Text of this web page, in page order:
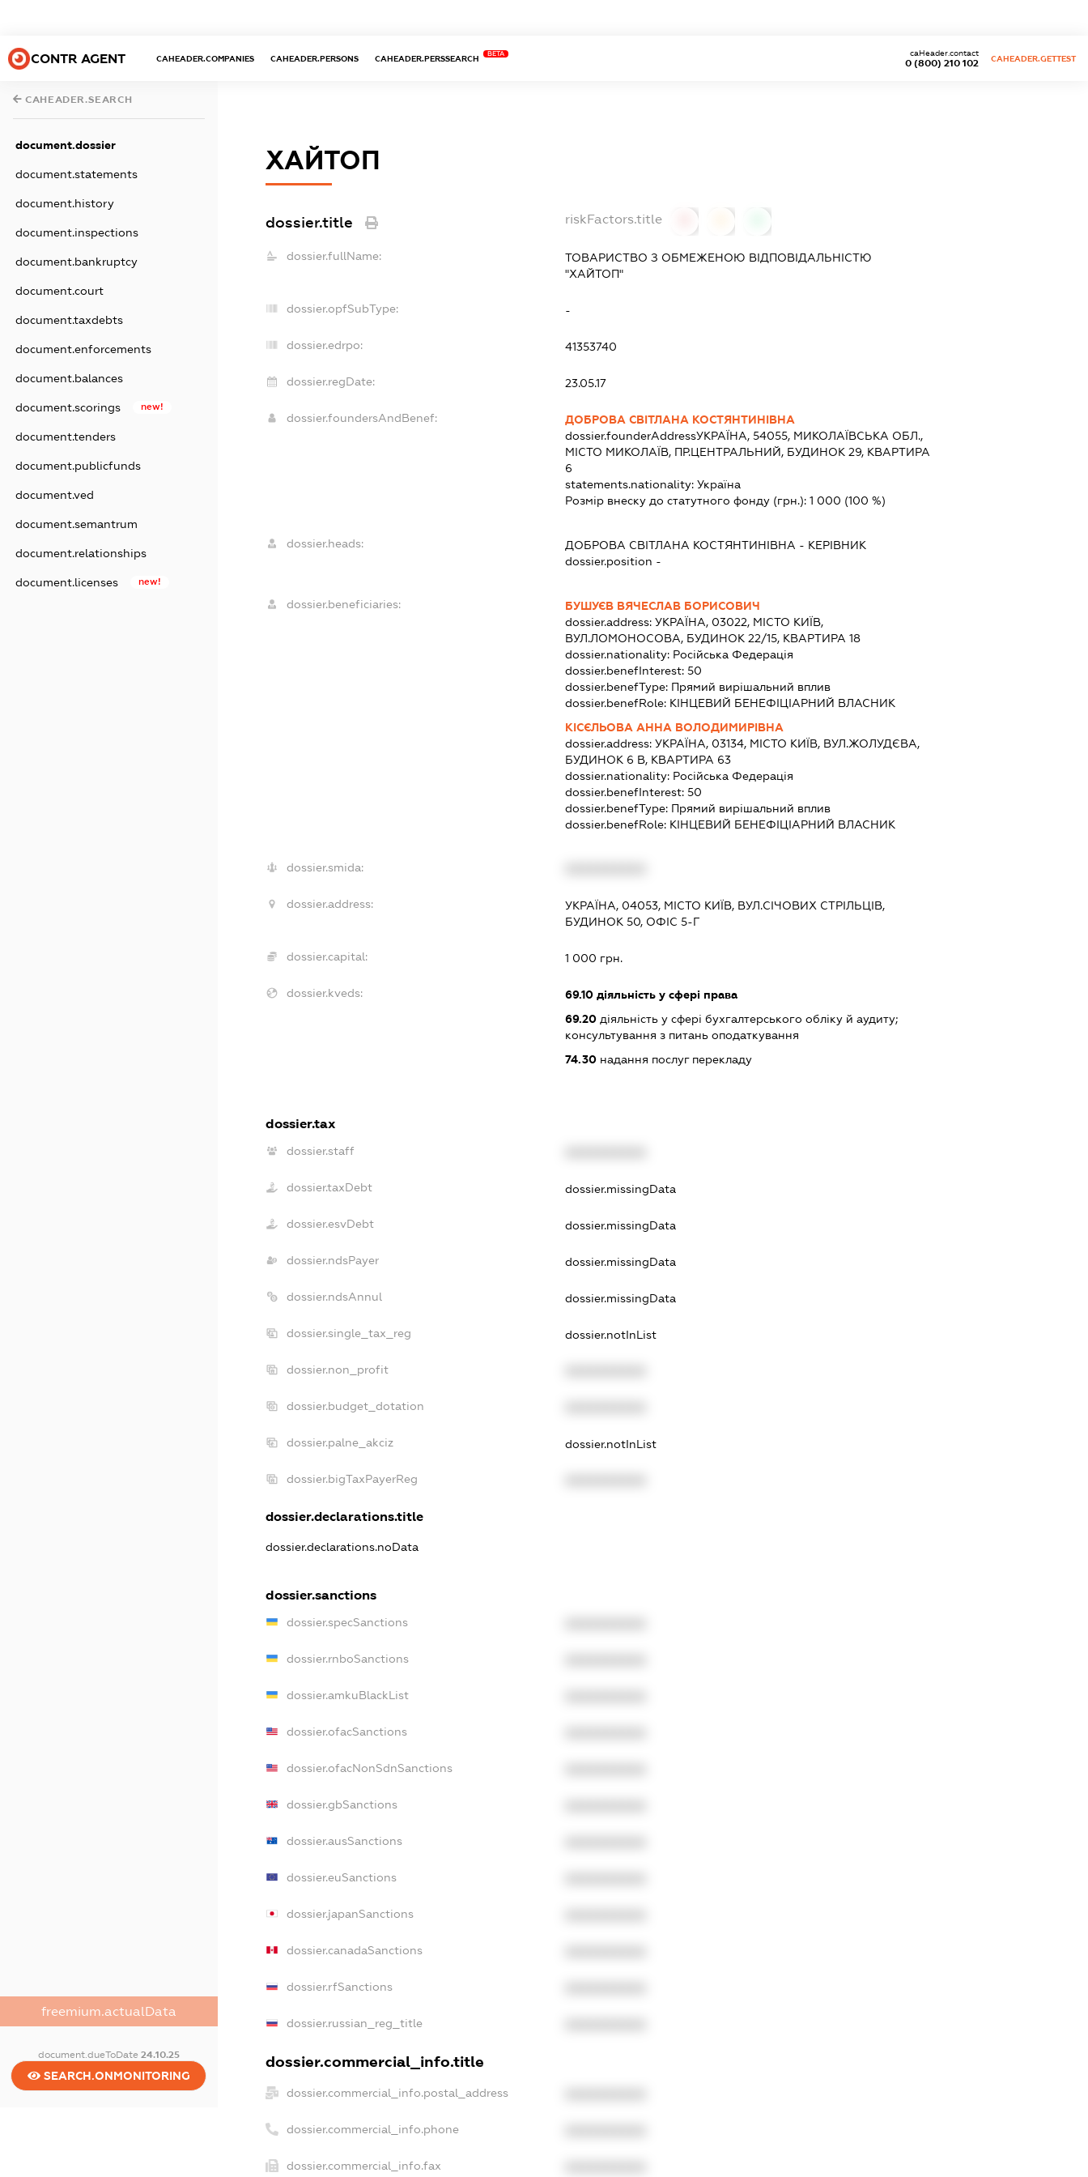
CONTR AGENT CAHEADER.COMPANIES CAHEADER.PERSONS CAHEADER.PERSSEARCH
BETA
0 (800) 210 102
caHeader.contact
CAHEADER.GETTEST
CAHEADER.SEARCH
document.dossier
document.statements
document.history
document.inspections
document.bankruptcy
document.court
document.taxdebts
document.enforcements
document.balances
document.scorings new!
document.tenders
document.publicfunds
document.ved
document.semantrum
document.relationships
document.licenses new!
freemium.actualData
document.dueToDate 24.10.25
SEARCH.ONMONITORING
ХАЙТОП
dossier.title riskFactors.title
dossier.fullName:
ТОВАРИСТВО З ОБМЕЖЕНОЮ ВІДПОВІДАЛЬНІСТЮ
"ХАЙТОП"
dossier.opfSubType: -
dossier.edrpo: 41353740
dossier.regDate: 23.05.17
dossier.foundersAndBenef:
ДОБРОВА СВІТЛАНА КОСТЯНТИНІВНА
dossier.founderAddressУКРАЇНА, 54055, МИКОЛАЇВСЬКА ОБЛ.,
МІСТО МИКОЛАЇВ, ПР.ЦЕНТРАЛЬНИЙ, БУДИНОК 29, КВАРТИРА
6
statements.nationality:Україна
Розмір внеску до статутного фонду (грн.):1 000 (100 %)
dossier.heads: ДОБРОВА СВІТЛАНА КОСТЯНТИНІВНА - КЕРІВНИК
dossier.position -
dossier.beneficiaries:
БУШУЄВ ВЯЧЕСЛАВ БОРИСОВИЧ
dossier.address:УКРАЇНА, 03022, МІСТО КИЇВ,
ВУЛ.ЛОМОНОСОВА, БУДИНОК 22/15, КВАРТИРА 18
dossier.nationality: Російська Федерація
dossier.benefInterest:50
dossier.benefType: Прямий вирішальний вплив
dossier.benefRole: КІНЦЕВИЙ БЕНЕФІЦІАРНИЙ ВЛАСНИК
КІСЄЛЬОВА АННА ВОЛОДИМИРІВНА
dossier.address:УКРАЇНА, 03134, МІСТО КИЇВ, ВУЛ.ЖОЛУДЄВА,
БУДИНОК 6 В, КВАРТИРА 63
dossier.nationality: Російська Федерація
dossier.benefInterest:50
dossier.benefType: Прямий вирішальний вплив
dossier.benefRole: КІНЦЕВИЙ БЕНЕФІЦІАРНИЙ ВЛАСНИК
dossier.smida:
dossier.address:
УКРАЇНА, 04053, МІСТО КИЇВ, ВУЛ.СІЧОВИХ СТРІЛЬЦІВ,
БУДИНОК 50, ОФІС 5-Г
dossier.capital: 1 000 грн.
dossier.kveds: 69.10 діяльність у сфері права
69.20 діяльність у сфері бухгалтерського обліку й аудиту;
консультування з питань оподаткування
74.30 надання послуг перекладу
dossier.tax
dossier.staff
dossier.taxDebt dossier.missingData
dossier.esvDebt dossier.missingData
dossier.ndsPayer dossier.missingData
dossier.ndsAnnul dossier.missingData
dossier.single_tax_reg dossier.notInList
dossier.non_profit
dossier.budget_dotation
dossier.palne_akciz dossier.notInList
dossier.bigTaxPayerReg
dossier.declarations.title
dossier.declarations.noData
dossier.sanctions
dossier.specSanctions
dossier.rnboSanctions
dossier.amkuBlackList
dossier.ofacSanctions
dossier.ofacNonSdnSanctions
dossier.gbSanctions
dossier.ausSanctions
dossier.euSanctions
dossier.japanSanctions
dossier.canadaSanctions
dossier.rfSanctions
dossier.russian_reg_title
dossier.commercial_info.title
dossier.commercial_info.postal_address
dossier.commercial_info.phone
dossier.commercial_info.fax